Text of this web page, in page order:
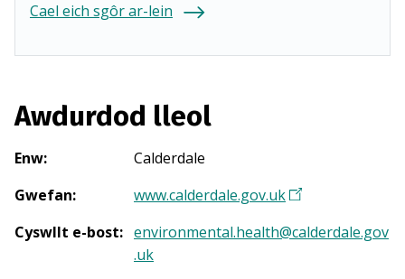
Cael eich sgôr ar-lein
Awdurdod lleol
Enw:
Calderdale
Gwefan: www.calderdale.gov.uk(
n
Cyswllt e-bost: environmental.health@calderdale.gov
.uk